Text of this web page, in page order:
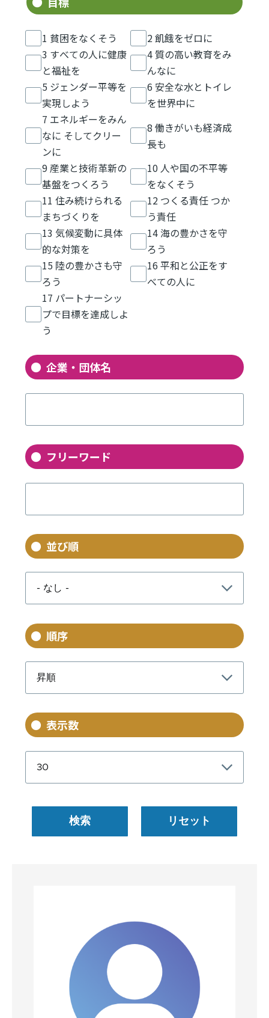
1 貧困をなくそう
2 飢餓をゼロに
3 すべての人に健康
と福祉を
4 質の高い教育をみ
んなに
5 ジェンダー平等を
実現しよう
6 安全な水とトイレ
を世界中に
7 エネルギーをみん
なに そしてクリー
ンに
8 働きがいも経済成
長も
9 産業と技術革新の
基盤をつくろう
10 人や国の不平等
をなくそう
11 住み続けられる
まちづくりを
12 つくる責任 つか
う責任
13 気候変動に具体
的な対策を
14 海の豊かさを守
ろう
15 陸の豊かさも守
ろう
16 平和と公正をす
べての人に
17 パートナーシッ
プで目標を達成しよ
う
企業・団体名
フリーワード
並び順
順序
表示数